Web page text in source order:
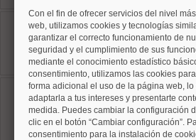
Chamartín, Nueva
Ref: 10008945
91 m²
2 dormitorios
2 baños
Salamanca, Goya
Ref: 10008869
122 m²
4 dormitorios
2 baños
Con el fin de ofrecer servicios del nivel
web, utilizamos cookies y tecnologías
garantizar el correcto funcionamiento de
seguridad y el cumplimiento de sus
mediante el conocimiento estadístico
consentimiento, utilizamos las cookies
forma adicional el uso de la página web, lo
adaptarla a tus intereses y presentarte
medida. Puedes cambiar la configuración
clic en el botón “Cambiar configuración”.
consentimiento para la instalación de